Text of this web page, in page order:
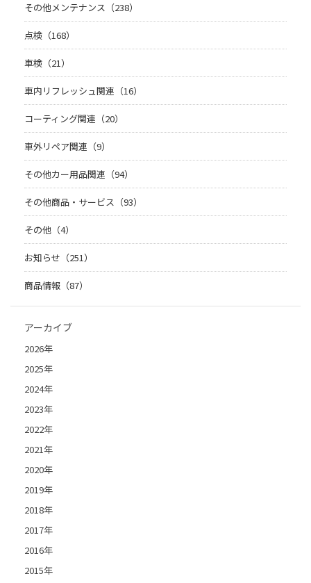
その他メンテナンス（238）
点検（168）
車検（21）
車内リフレッシュ関連（16）
コーティング関連（20）
車外リペア関連（9）
その他カー用品関連（94）
その他商品・サービス（93）
その他（4）
お知らせ（251）
商品情報（87）
アーカイブ
2026年
2025年
2024年
2023年
2022年
2021年
2020年
2019年
2018年
2017年
2016年
2015年